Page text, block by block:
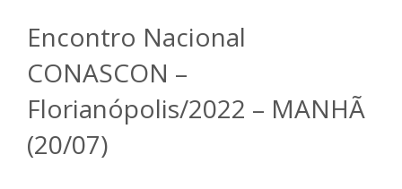
Encontro Nacional
CONASCON –
Florianópolis/2022 – MANHÃ
(20/07)